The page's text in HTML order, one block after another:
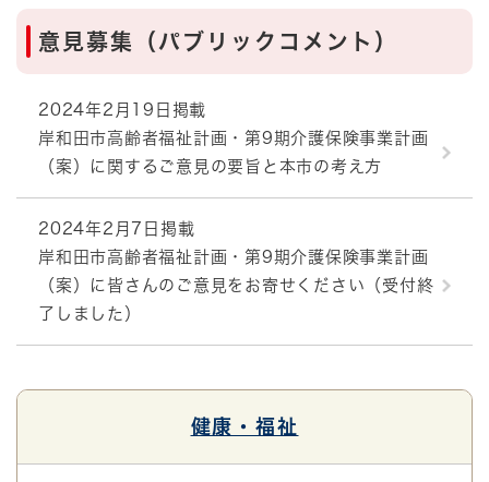
意見募集（パブリックコメント）
2024年2月19日掲載
岸和田市高齢者福祉計画・第9期介護保険事業計画
（案）に関するご意見の要旨と本市の考え方
2024年2月7日掲載
岸和田市高齢者福祉計画・第9期介護保険事業計画
（案）に皆さんのご意見をお寄せください（受付終
了しました）
健康・福祉